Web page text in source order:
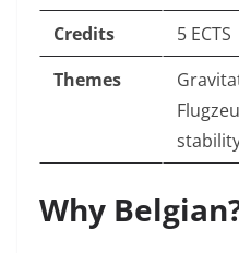
Credits
5 ECTS
Themes
Why